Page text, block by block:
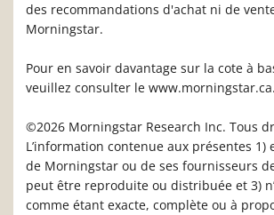
des recommandations d'achat ni de
Morningstar.
Pour en savoir davantage sur la cote à
veuillez consulter le www.morningstar.ca.
©2026 Morningstar Research Inc. Tous
L’information contenue aux présentes
de Morningstar ou de ses fournisseurs
peut être reproduite ou distribuée et 3)
comme étant exacte, complète ou à